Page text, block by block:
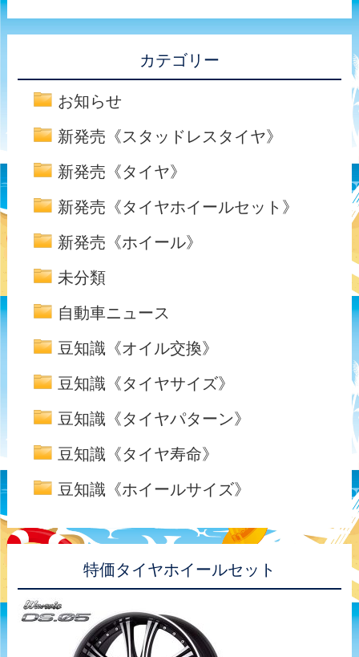
カテゴリー
お知らせ
新発売《スタッドレスタイヤ》
新発売《タイヤ》
新発売《タイヤホイールセット》
新発売《ホイール》
未分類
自動車ニュース
豆知識《オイル交換》
豆知識《タイヤサイズ》
豆知識《タイヤパターン》
豆知識《タイヤ寿命》
豆知識《ホイールサイズ》
特価タイヤホイールセット